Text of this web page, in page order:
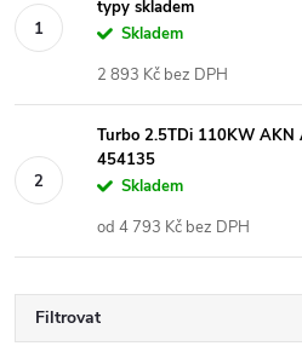
typy skladem
Skladem
2 893 Kč bez DPH
Turbo 2.5TDi 110KW
454135
Skladem
od 4 793 Kč bez DPH
Filtrovat